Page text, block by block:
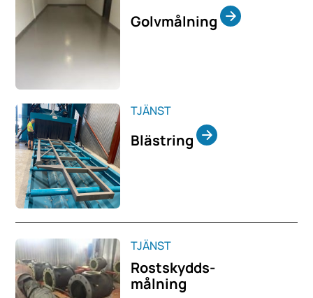
Golvmålning
TJÄNST
Blästring
TJÄNST
Rostskydds-
målning